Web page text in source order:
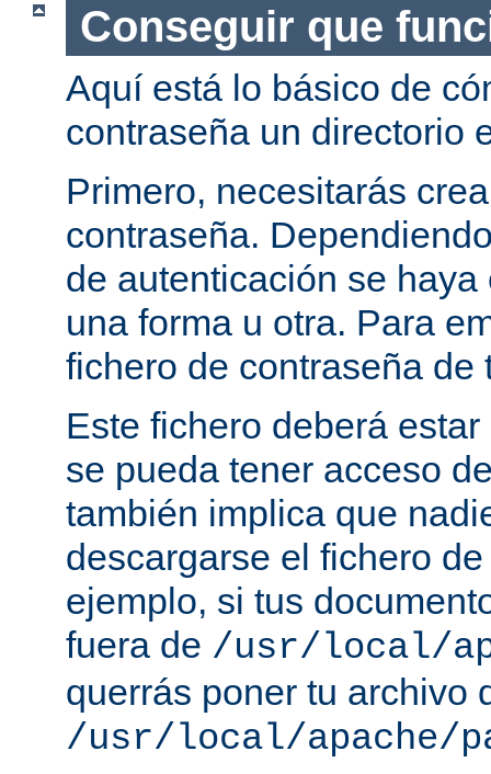
Conseguir que
Aquí está lo básico de
contraseña un directorio
Primero, necesitarás
contraseña.
de autenticación se
una forma u otra. Para
fichero de contraseña de
Este fichero deberá
se pueda tener acceso
también implica que
descargarse el fichero
ejemplo, si tus
fuera de /usr/local/
querrás poner tu archivo
/usr/local/apache/